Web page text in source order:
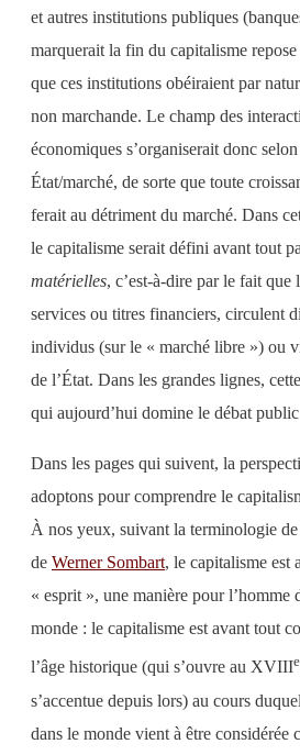
et autres institutions publiques
marquerait la fin du capitalisme repose
que ces institutions obéiraient par
non marchande. Le champ des
économiques s’organiserait donc
État/marché, de sorte que toute
ferait au détriment du marché. Dans
le capitalisme serait défini avant tout
matérielles, c’est-à-dire par le fait que
services ou titres financiers, circulent
individus (sur le « marché libre ») ou
de l’État. Dans les grandes lignes,
qui aujourd’hui domine le débat
Dans les pages qui suivent, la
adoptons pour comprendre le
À nos yeux, suivant la terminologie
de Werner Sombart, le capitalisme est
« esprit », une manière pour l’homme
monde : le capitalisme est avant tout
l’âge historique (qui s’ouvre au XVIIIe
s’accentue depuis lors) au cours
dans le monde vient à être considérée